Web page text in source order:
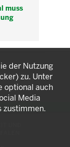
muss
UND
der Nutzung
zu. Unter
optional auch
Media
zustimmen.